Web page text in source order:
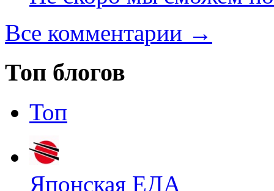
Все комментарии →
Топ блогов
Топ
Японская ЕДА